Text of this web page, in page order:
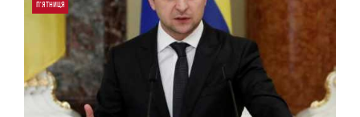
П'ЯТНИЦЯ
3 373